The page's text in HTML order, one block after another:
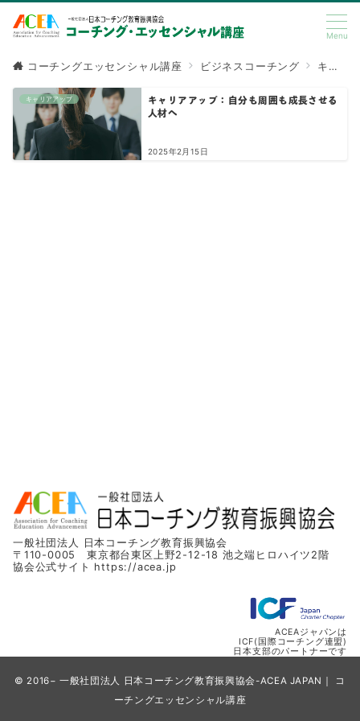
Menu
コーチングエッセンシャル講座 ビジネスコーチング キャリアアップ
キャリアアップ
キャリアアップ：自分も周囲も成長させる
人材へ
2025年2月15日
一般社団法人 日本コーチング教育振興協会
〒110-0005 東京都台東区上野2-12-18 池之端ヒロハイツ2階
協会公式サイト https://acea.jp
ACEAジャパンは
ICF(国際コーチング連盟)
日本支部のパートナーです
© 2016−一般社団法人 日本コーチング教育振興協会-ACEA JAPAN
｜ コ
ーチングエッセンシャル講座